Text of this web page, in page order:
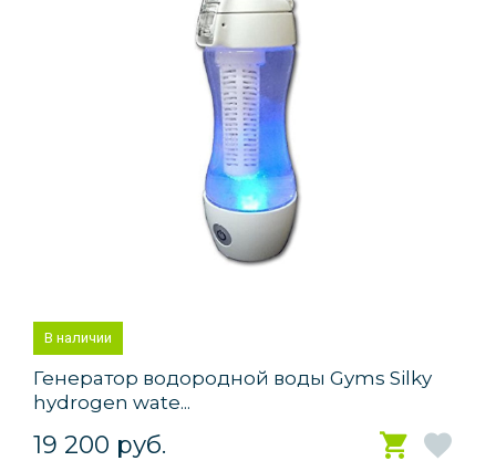
В наличии
Генератор водородной воды Gyms Silky
hydrogen wate...
19 200 руб.